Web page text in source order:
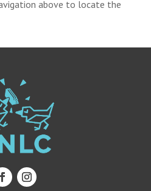
above to locate the